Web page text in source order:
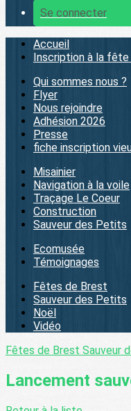
Se connecter
Accueil
Inscription à la
Qui sommes nous ?
Flyer
Nous rejoindre
Adhésion 2026
Presse
fiche inscription
Misainier
Navigation à la voile
Traçage Le Coeur
Construction
Sauveur des Petits
Ecomusée
Témoignages
Fêtes de Brest
Sauveur des Petits
Noël
Vidéo
Fêtes de Brest Sauveur
Lancement